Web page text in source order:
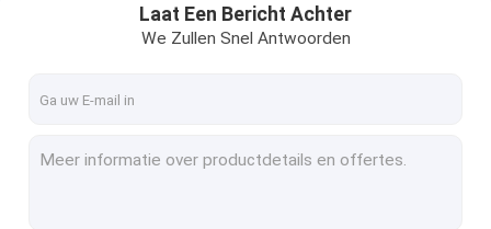
Machine voor het inspecteren van voorvormen
IML-inspectiemachine
Laat Een Bericht Achter
We Zullen Snel Antwoorden